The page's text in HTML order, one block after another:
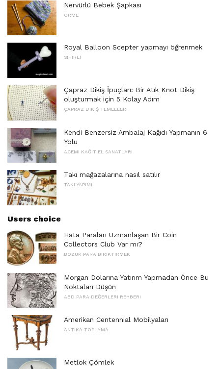
Nervürlü Bebek Şapkası
ÖRME
Royal Balloon Scepter yapmayı öğrenmek
SIHIRLI
Çapraz Dikiş İpuçları: Bir Atık Knot Dikiş
oluşturmak için 5 Kolay Adım
ÇAPRAZ DIKIŞ TEMELLERI
Kendi Benzersiz Ambalaj Kağıdı Yapmanın 6
Yolu
ACEMI KAĞIT EL SANATLARI
Takı mağazalarına nasıl satılır
TAKI YAPIMI
Users choice
Hata Paraları Uzmanlaşan Bir Coin
Collectors Club Var mı?
BOZUK PARA BIRIKTIRMEK
Morgan Dolarına Yatırım Yapmadan Önce Bu
Noktaları Düşün
ABD PARA DEĞERLERI REHBERI
Amerikan Centennial Mobilyaları
ANTIKA TOPLAMA
Metlok Çömlek